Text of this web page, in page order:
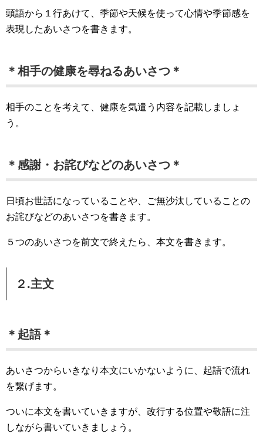
頭語から１行あけて、季節や天候を使って心情や季節感を
表現したあいさつを書きます。
＊相手の健康を尋ねるあいさつ＊
相手のことを考えて、健康を気遣う内容を記載しましょ
う。
＊感謝・お詫びなどのあいさつ＊
日頃お世話になっていることや、ご無沙汰していることの
お詫びなどのあいさつを書きます。
５つのあいさつを前文で終えたら、本文を書きます。
２.主文
＊起語＊
あいさつからいきなり本文にいかないように、起語で流れ
を繋げます。
ついに本文を書いていきますが、改行する位置や敬語に注
しながら書いていきましょう。